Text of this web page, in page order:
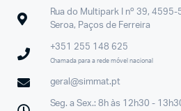
Rua do Multipark I nº 39, 4595-
Seroa, Paços de Ferreira
+351 255 148 625
Chamada para a rede móvel nacional
geral@simmat.pt
Seg. a Sex.: 8h às 12h30 -